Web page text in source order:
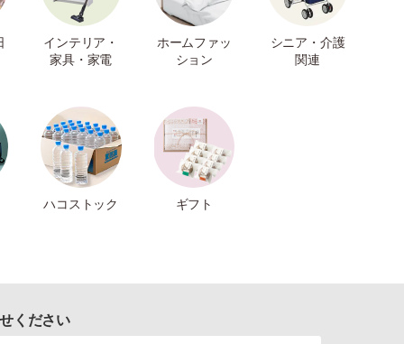
インテリア・
家具・家電
ホームファッ
ション
シニア・介護
関連
ハコストック ギフト
ください